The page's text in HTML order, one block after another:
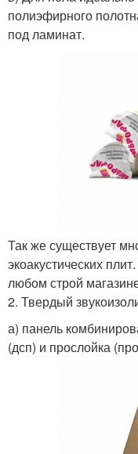
полиэфирного
под ламинат.
Так же существует
экоакустических
любом строй
2. Твердый
а) панель
(дсп) и прослойка